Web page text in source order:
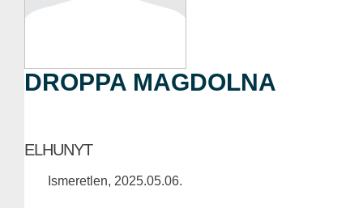
DROPPA MAGDOLNA
ELHUNYT
Ismeretlen, 2025.05.06.